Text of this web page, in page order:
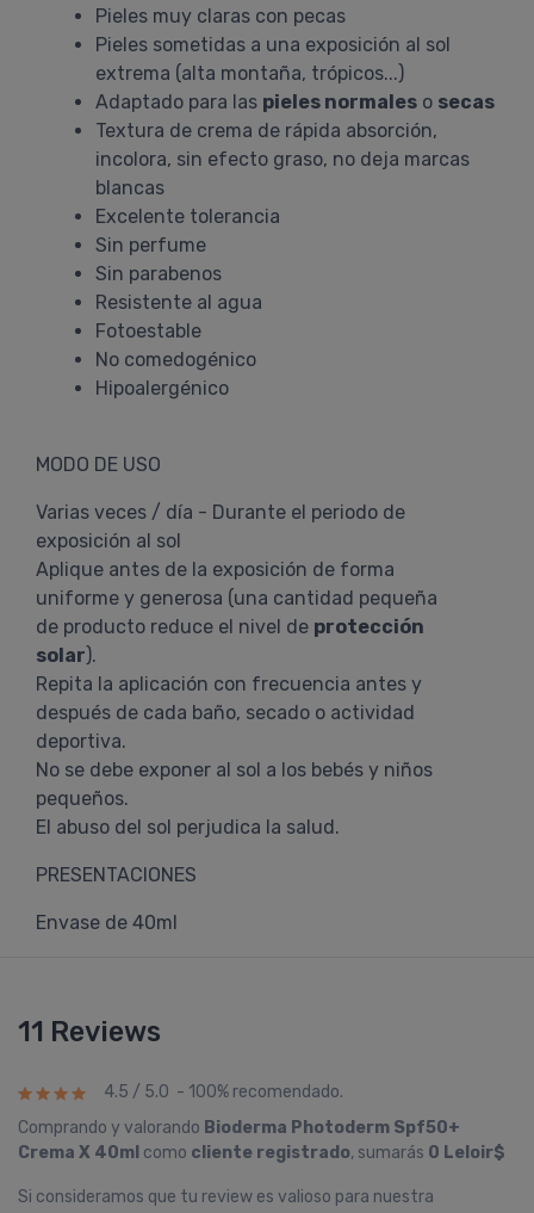
Pieles muy claras con pecas
Pieles sometidas a una exposición al sol
extrema (alta montaña, trópicos...)
Adaptado para las pieles normales o secas
Textura de crema de rápida absorción,
incolora, sin efecto graso, no deja marcas
blancas
Excelente tolerancia
Sin perfume
Sin parabenos
Resistente al agua
Fotoestable
No comedogénico
Hipoalergénico
MODO DE USO
Varias veces / día - Durante el periodo de
exposición al sol
Aplique antes de la exposición de forma
uniforme y generosa (una cantidad pequeña
de producto reduce el nivel de protección
solar).
Repita la aplicación con frecuencia antes y
después de cada baño, secado o actividad
deportiva.
No se debe exponer al sol a los bebés y niños
pequeños.
El abuso del sol perjudica la salud.
PRESENTACIONES
Envase de 40ml
11 Reviews
4.5 / 5.0 - 100% recomendado.
Comprando y valorando Bioderma Photoderm Spf50+
Crema X 40ml como cliente registrado, sumarás 0 Leloir$
Si consideramos que tu review es valioso para nuestra